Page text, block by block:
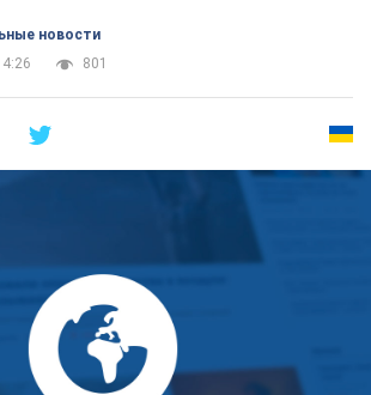
новости
801